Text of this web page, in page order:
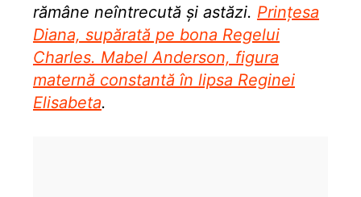
rămâne neîntrecută și astăzi. Prințesa
Diana, supărată pe bona Regelui
Charles. Mabel Anderson, figura
maternă constantă în lipsa Reginei
Elisabeta.